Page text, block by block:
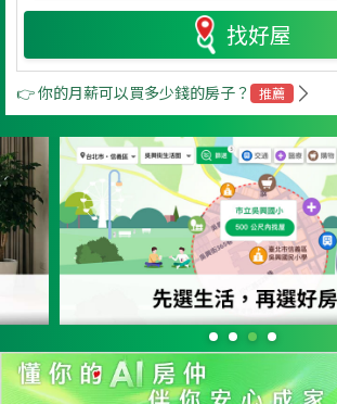
找好屋
👉 你的月薪可以買多少錢的房子？ 推薦